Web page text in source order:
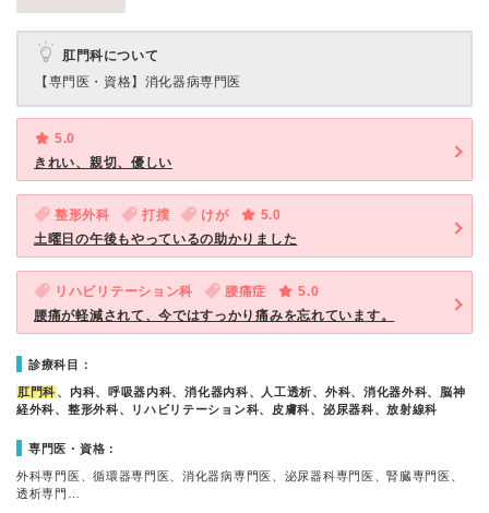
肛門科について
【専門医・資格】 消化器病専門医
5.0
きれい、親切、優しい
整形外科 打撲 けが
5.0
土曜日の午後もやっているの助かりました
リハビリテーション科 腰痛症
5.0
腰痛が軽減されて、今ではすっかり痛みを忘れています。
診療科目：
肛門科 、内科、呼吸器内科、消化器内科、人工透析、外科、消化器外科、脳神
経外科、整形外科、リハビリテーション科、皮膚科、泌尿器科、放射線科
専門医・資格：
外科専門医、循環器専門医、消化器病専門医、泌尿器科専門医、腎臓専門医、
透析専門…